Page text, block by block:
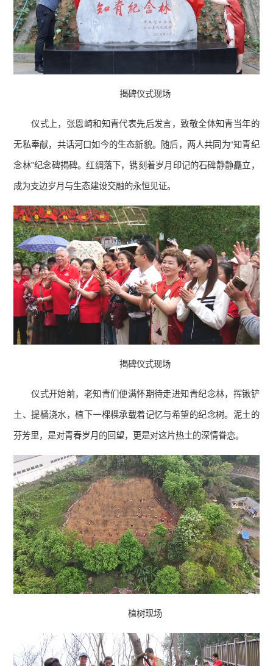
揭碑仪式现场
仪式上，张恩崎和知青代表先后发言，致敬全体知青当年的
无私奉献，共话河口如今的生态新貌。随后，两人共同为“知青纪
念林”纪念碑揭碑。红绸落下，镌刻着岁月印记的石碑静静矗立，
成为支边岁月与生态建设交融的永恒见证。
揭碑仪式现场
仪式开始前，老知青们便满怀期待走进知青纪念林，挥锹铲
土、提桶浇水，植下一棵棵承载着记忆与希望的纪念树。泥土的
芬芳里，是对青春岁月的回望，更是对这片热土的深情眷恋。
植树现场